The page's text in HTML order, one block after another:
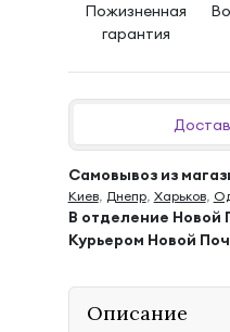
Пожизненная
гарантия
Самовывоз из
Киев, Днепр, Харьков,
В отделение Новой
Курьером Новой
Описание